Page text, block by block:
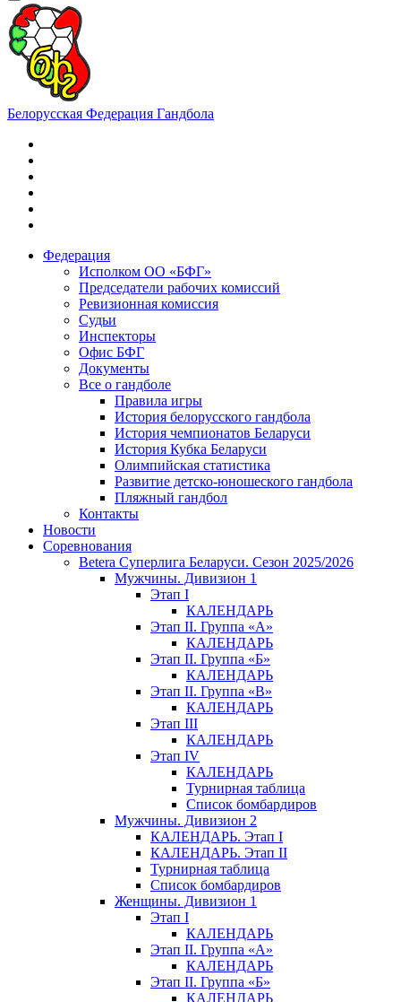
Белорусская Федерация Гандбола
Федерация
Исполком ОО «БФГ»
Председатели рабочих комиссий
Ревизионная комиссия
Судьи
Инспекторы
Офис БФГ
Документы
Все о гандболе
Правила игры
История белорусского гандбола
История чемпионатов Беларуси
История Кубка Беларуси
Олимпийская статистика
Развитие детско-юношеского гандбола
Пляжный гандбол
Контакты
Новости
Соревнования
Betera Суперлига Беларуси. Сезон 2025/2026
Мужчины. Дивизион 1
Этап I
КАЛЕНДАРЬ
Этап II. Группа «А»
КАЛЕНДАРЬ
Этап II. Группа «Б»
КАЛЕНДАРЬ
Этап II. Группа «В»
КАЛЕНДАРЬ
Этап III
КАЛЕНДАРЬ
Этап IV
КАЛЕНДАРЬ
Турнирная таблица
Список бомбардиров
Мужчины. Дивизион 2
КАЛЕНДАРЬ. Этап I
КАЛЕНДАРЬ. Этап II
Турнирная таблица
Список бомбардиров
Женщины. Дивизион 1
Этап I
КАЛЕНДАРЬ
Этап II. Группа «А»
КАЛЕНДАРЬ
Этап II. Группа «Б»
КАЛЕНДАРЬ